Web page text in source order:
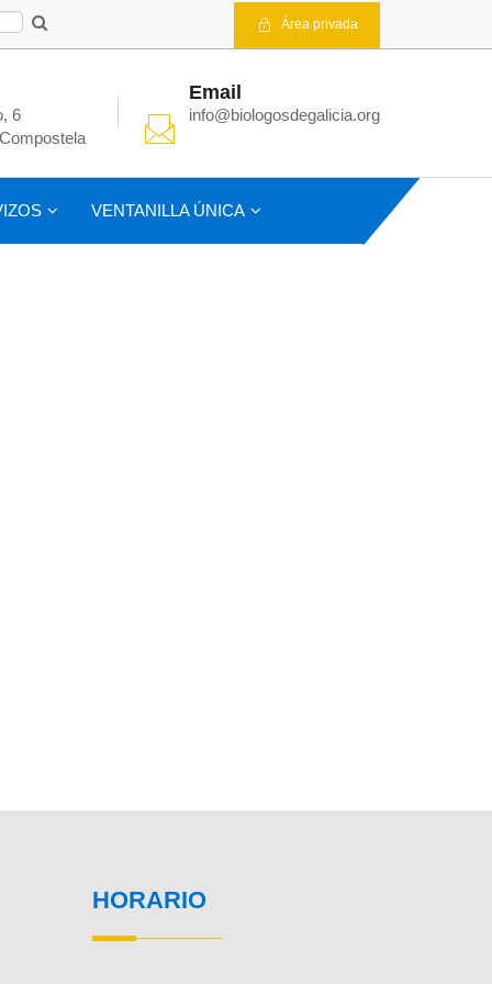
Área privada
6
Email
info@biologosdegalicia.org
VENTANILLA ÚNICA
HORARIO